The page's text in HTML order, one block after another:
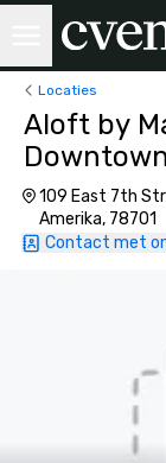
Locaties
Aloft by
Downtown
109 East 7th
Amerika, 78701
Contact met